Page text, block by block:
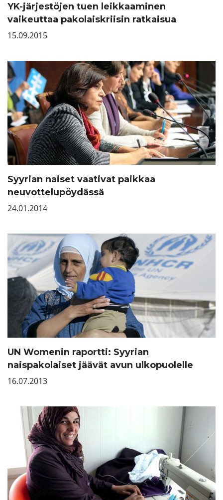
YK-järjestöjen tuen leikkaaminen
vaikeuttaa pakolaiskriisin ratkaisua
15.09.2015
Syyrian naiset vaativat paikkaa
neuvottelupöydässä
24.01.2014
UN Womenin raportti: Syyrian
naispakolaiset jäävät avun ulkopuolelle
16.07.2013